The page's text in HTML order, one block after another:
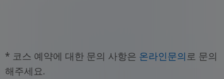
* 코스 예약에 대한 문의 사항은 온라인문의로 문의
해주세요.